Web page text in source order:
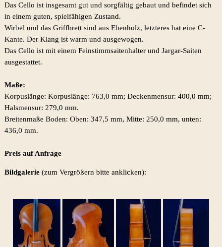
Das Cello ist insgesamt gut und sorgfältig gebaut und befindet sich
in einem guten, spielfähigen Zustand.
Wirbel und das Griffbrett sind aus Ebenholz, letzteres hat eine C-
Kante. Der Klang ist warm und ausgewogen.
Das Cello ist mit einem Feinstimmsaitenhalter und Jargar-Saiten
ausgestattet.
Maße:
Korpuslänge: Korpuslänge: 763,0 mm; Deckenmensur: 400,0 mm;
Halsmensur: 279,0 mm.
Breitenmaße Boden: Oben: 347,5 mm, Mitte: 250,0 mm, unten:
436,0 mm.
Preis auf Anfrage
Bildgalerie(zum Vergrößern bitte anklicken):